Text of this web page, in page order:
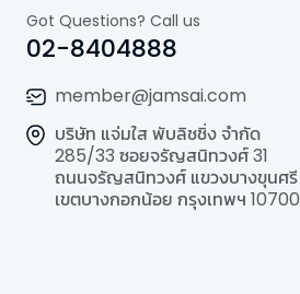
Got Questions? Call us
02-8404888
member@jamsai.com
บริษัท แจ่มใส พับลิชชิ่ง จำกัด
285/33 ซอยจรัญสนิทวงศ์ 31
ถนนจรัญสนิทวงศ์ แขวงบางขุนศรี
เขตบางกอกน้อย กรุงเทพฯ 10700